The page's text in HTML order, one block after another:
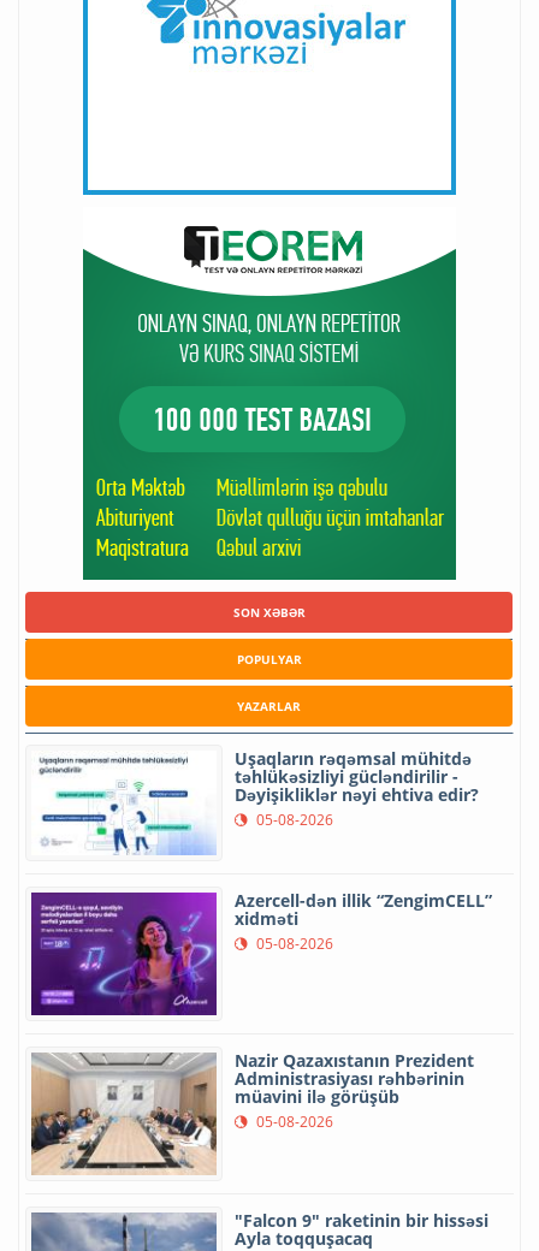
SON XƏBƏR
POPULYAR
YAZARLAR
Uşaqların rəqəmsal mühitdə
təhlükəsizliyi gücləndirilir -
Dəyişikliklər nəyi ehtiva edir?
05-08-2026
Azercell-dən illik “ZengimCELL”
xidməti
05-08-2026
Nazir Qazaxıstanın Prezident
Administrasiyası rəhbərinin
müavini ilə görüşüb
05-08-2026
"Falcon 9" raketinin bir hissəsi
Ayla toqquşacaq